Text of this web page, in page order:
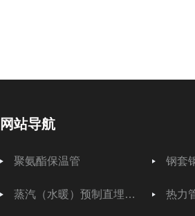
网站导航
聚氨酯保温管 钢套
蒸汽（水暖）预制直埋保温管 热力